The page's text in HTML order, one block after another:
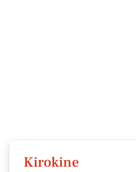
Kirokine